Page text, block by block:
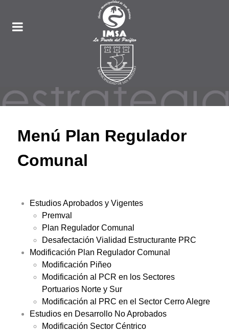
Menú Plan Regulador
Comunal
Estudios Aprobados y Vigentes
Premval
Plan Regulador Comunal
Desafectación Vialidad Estructurante PRC
Modificación Plan Regulador Comunal
Modificación Piñeo
Modificación al PCR en los Sectores
Portuarios Norte y Sur
Modificación al PRC en el Sector Cerro Alegre
Estudios en Desarrollo No Aprobados
Modificación Sector Céntrico